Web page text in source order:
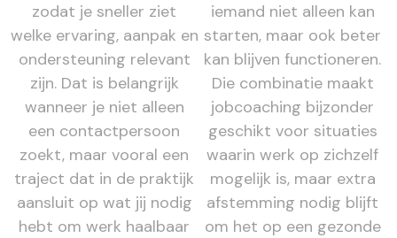
zodat je sneller ziet
welke ervaring, aanpak en
ondersteuning relevant
zijn. Dat is belangrijk
wanneer je niet alleen
een contactpersoon
zoekt, maar vooral een
traject dat in de praktijk
aansluit op wat jij nodig
hebt om werk haalbaar
iemand niet alleen kan
starten, maar ook beter
kan blijven functioneren.
Die combinatie maakt
jobcoaching bijzonder
geschikt voor situaties
waarin werk op zichzelf
mogelijk is, maar extra
afstemming nodig blijft
om het op een gezonde